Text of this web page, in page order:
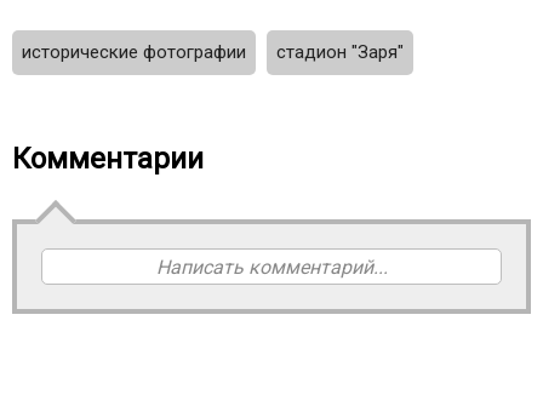
исторические фотографии стадион "Заря"
Комментарии
Написать комментарий...